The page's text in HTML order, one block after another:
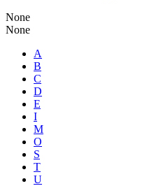
None
None
A
B
C
D
E
I
M
O
S
T
U